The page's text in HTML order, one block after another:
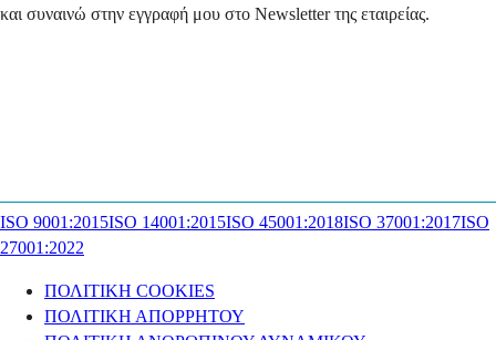
και συναινώ στην εγγραφή μου στο Newsletter της εταιρείας.
ISO 9001:2015ISO 14001:2015ISO 45001:2018ISO 37001:2017ISO
27001:2022
ΠΟΛΙΤΙΚΗ COOKIES
ΠΟΛΙΤΙΚΗ ΑΠΟΡΡΗΤΟΥ